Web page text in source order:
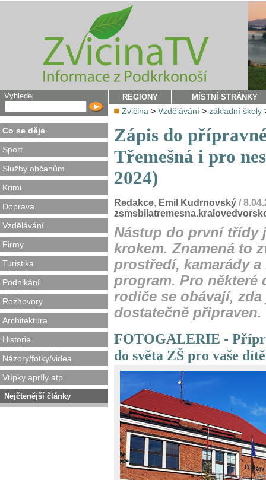
Vyhledej
Co se děje
Sport
Služby občanům
Krimi
Doprava
Vzdělávání
Firmy
Turistika
Podnikání
Rozhovory
Architektura
Historie
Názory/fotky/videa
Vtípky apríly atp.
Nejčtenější články
REGIONY MÍSTNÍ STRÁNKY
Zvičina > Vzdělávání > základní školy
Zápis do
Třemešná i pro
2024)
Redakce, Emil Kudrnovský /
Nástup do první třídy
krokem. Znamená to
prostředí, kamarády
program. Pro některé
rodiče se obávají,
dostatečně připraven.
FOTOGALERIE -
do světa ZŠ pro vaše dítě